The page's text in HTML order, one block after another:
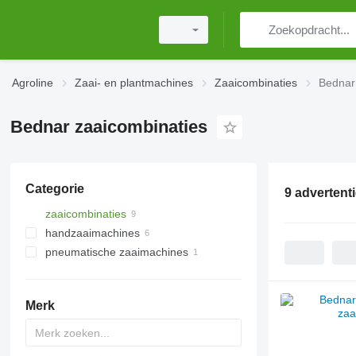
Agroline Zaai- en plantmachines Zaaicombinaties
Bednar zaaicombinaties
Categorie
zaaicombinaties
handzaaimachines
pneumatische zaaimachines
Merk
9